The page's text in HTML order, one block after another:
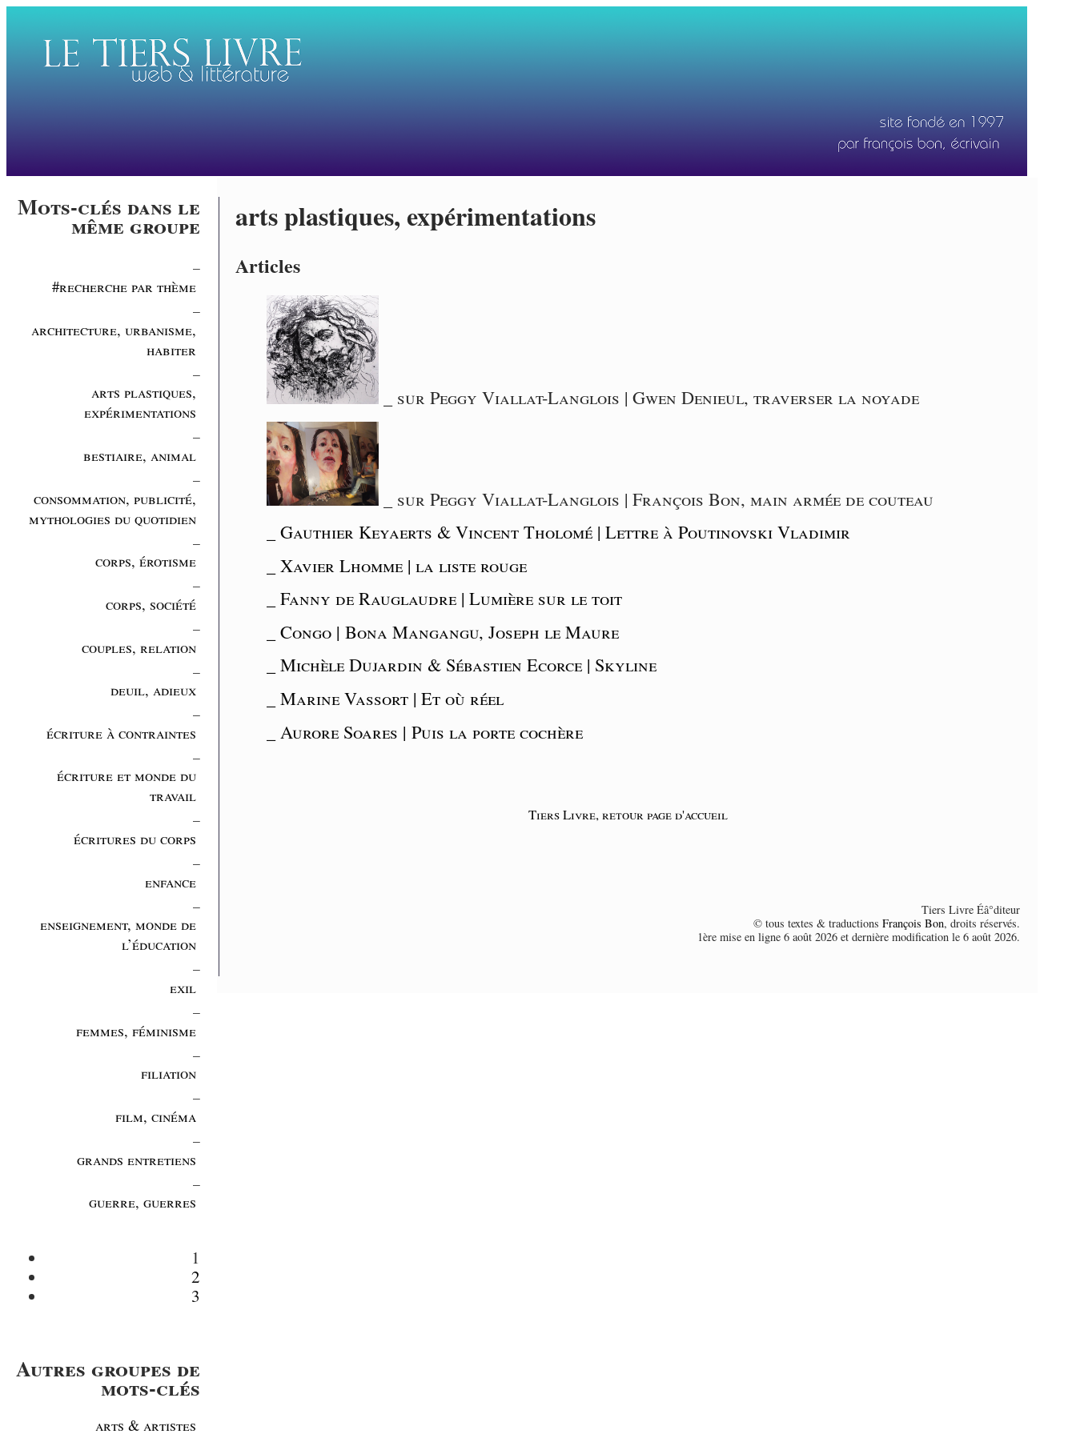
Mots-clés dans le
même groupe
#recherche par thème
architecture, urbanisme,
habiter
arts plastiques,
expérimentations
bestiaire, animal
consommation, publicité,
mythologies du quotidien
corps, érotisme
corps, société
couples, relation
deuil, adieux
écriture à contraintes
écriture et monde du
travail
écritures du corps
enfance
enseignement, monde de
l’éducation
exil
femmes, féminisme
filiation
film, cinéma
grands entretiens
guerre, guerres
1
2
3
Autres groupes de
mots-clés
arts & artistes
arts plastiques, expérimentations
Articles
_ sur Peggy Viallat-Langlois | Gwen Denieul, traverser la noyade
_ sur Peggy Viallat-Langlois | François Bon, main armée de couteau
_ Gauthier Keyaerts & Vincent Tholomé | Lettre à Poutinovski Vladimir
_ Xavier Lhomme | la liste rouge
_ Fanny de Rauglaudre | Lumière sur le toit
_ Congo | Bona Mangangu, Joseph le Maure
_ Michèle Dujardin & Sébastien Ecorce | Skyline
_ Marine Vassort | Et où réel
_ Aurore Soares | Puis la porte cochère
Tiers Livre, retour page d'accueil
Tiers Livre Éâ°diteur
© tous textes & traductions François Bon, droits réservés.
1ère mise en ligne 6 août 2026 et dernière modification le 6 août 2026.